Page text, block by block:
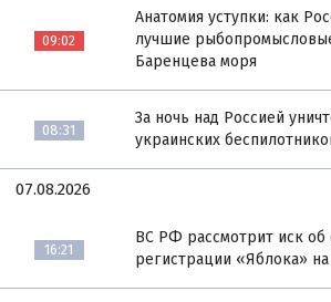
09:02
Анатомия уступки: как
лучшие
Баренцева моря
08:31
За ночь над Россией
украинских
07.08.2026
16:21
ВС РФ рассмотрит иск об
регистрации «Яблока»